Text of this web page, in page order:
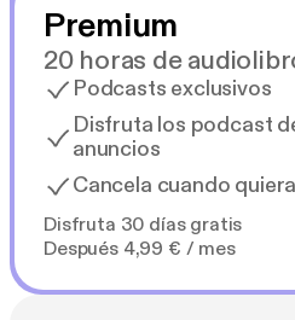
Premium
20 horas de
Podcasts exclusivos
Disfruta los podcast
anuncios
Cancela cuando
Disfruta 30 días gratis
Después 4,99 € / mes